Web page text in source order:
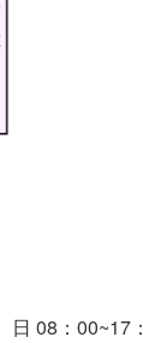
日 08：00~17